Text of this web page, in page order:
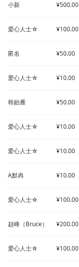
小新 ¥500.00
爱心人士☆ ¥100.00
匿名 ¥50.00
爱心人士☆ ¥10.00
韩贻雁 ¥50.00
爱心人士☆ ¥10.00
爱心人士☆ ¥10.00
A默冉 ¥10.00
爱心人士☆ ¥100.00
赵峰（Bruce） ¥200.00
爱心人士☆ ¥100.00